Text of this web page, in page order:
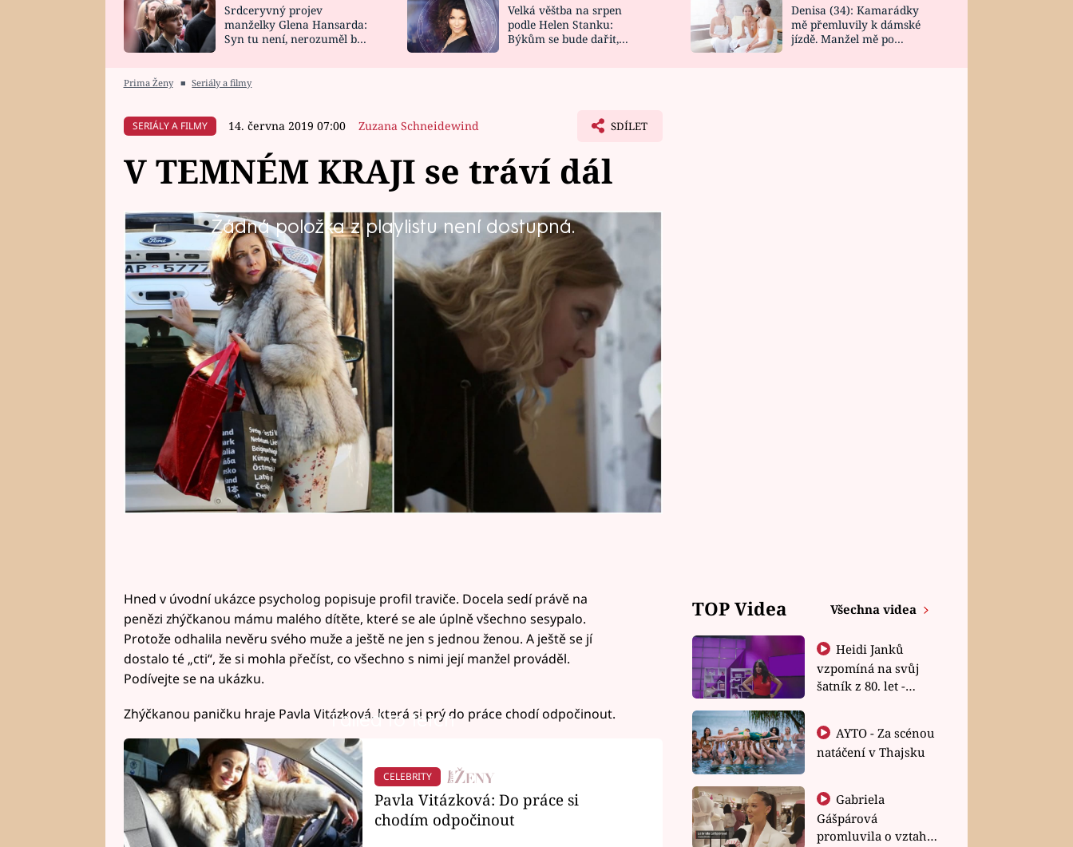
HOROSKOP NA
CELEBRITY
VAŘENÍ
NOVINKY
VIDEORECEPTY
DESIGN
Srdceryvný projev
manželky Glena Hansarda:
Syn tu není, nerozuměl by
Velká věštba na srpen
podle Helen Stanku:
Býkům se bude dařit,
Denisa (34): Kamarádky
mě přemluvily k dámské
jízdě. Manžel mě po
Prima Ženy ■ Seriály a filmy
SERIÁLY A FILMY 14. června 2019 07:00 Zuzana Schneidewind SDÍLET
V TEMNÉM KRAJI se tráví dál
Žádná položka z playlistu není dostupná.
Mrtvých přibývá. Travič v Kraji řádí dál. Jarolíma už také poslal do
hrobu. A policie toho zatím moc nemá. Navíc se nabízí otázka, jestli
vrahem tentokrát nemůže být žena. Nenechte si ujíst rozuzlení tohoto
případu Petra Kraje.
Hned v úvodní ukázce psycholog popisuje profil traviče. Docela sedí právě na
penězi zhýčkanou mámu malého dítěte, které se ale úplně všechno sesypalo.
Protože odhalila nevěru svého muže a ještě ne jen s jednou ženou. A ještě se jí
dostalo té „cti“, že si mohla přečíst, co všechno s nimi její manžel prováděl.
Podívejte se na ukázku.
Failed to fetch
Zhýčkanou paničku hraje Pavla Vitázková, která si prý do práce chodí odpočinout.
CELEBRITY
Pavla Vitázková: Do práce si
chodím odpočinout
TOP Videa Všechna videa
Heidi Janků
vzpomíná na svůj
šatník z 80. let -
natáčení v Thajsku
Gabriela
Gášpárová
promluvila o vztahu